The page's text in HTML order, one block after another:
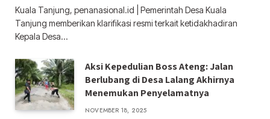
Kuala Tanjung, penanasional.id | Pemerintah Desa Kuala
Tanjung memberikan klarifikasi resmi terkait ketidakhadiran
Kepala Desa…
Aksi Kepedulian Boss Ateng: Jalan
Berlubang di Desa Lalang Akhirnya
Menemukan Penyelamatnya
NOVEMBER 18, 2025